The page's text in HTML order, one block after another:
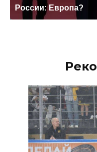
России: Европа?